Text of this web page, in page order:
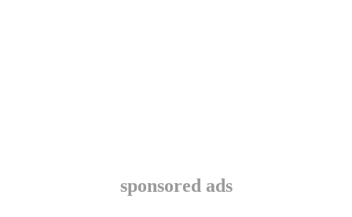
sponsored ads